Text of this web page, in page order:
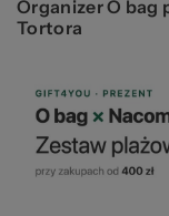
Organizer O bag
Tortora